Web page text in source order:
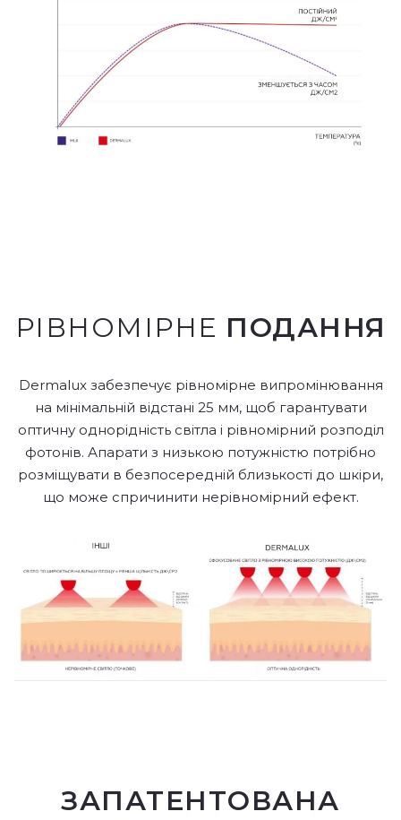
РІВНОМІРНЕ ПОДАННЯ
Dermalux забезпечує рівномірне випромінювання
на мінімальній відстані 25 мм, щоб гарантувати
оптичну однорідність світла і рівномірний розподіл
фотонів. Апарати з низькою потужністю потрібно
розміщувати в безпосередній близькості до шкіри,
що може спричинити нерівномірний ефект.
ЗАПАТЕНТОВАНА